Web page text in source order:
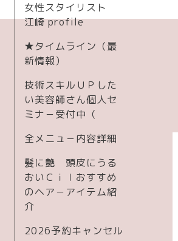
女性スタイリスト
江崎 profile
★タイムライン（最
新情報）
技術スキルＵＰした
い美容師さん個人セ
ミナ－受付中（
全メニュ－内容詳細
髪に艶 頭皮にうる
おいＣｉｌおすすめ
のヘア－アイテム紹
介
2026予約キャンセル